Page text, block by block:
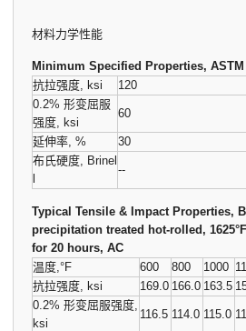
材料力学性能
Minimum Specified Properties, ASTM
抗拉强度, ksi
120
0.2% 形变屈服
强度, ksi
60
延伸率, %
30
布氏硬度, Brinel
--
Typical Tensile & Impact Properties,
precipitation treated hot-rolled,
for 20 hours, AC
温度,°F
600 800 1000
抗拉强度, ksi
169.0 166.0 163.5
0.2% 形变屈服强度,
ksi
116.5 114.0 115.0